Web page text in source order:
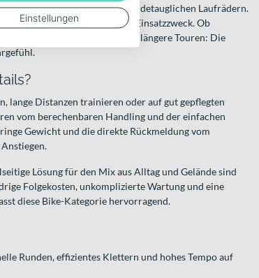
und soliden, geländetauglichen Laufrädern.
vielmehr Geometrie und Einsatzzweck. Ob
komfortabler ausgelegt für längere Touren: Die
lange Distanzen trainieren oder auf gut gepflegten
vom berechenbaren Handling und der einfachen
Gewicht und die direkte Rückmeldung vom
Lösung für den Mix aus Alltag und Gelände sind
Folgekosten, unkomplizierte Wartung und eine
diese Bike-Kategorie hervorragend.
Runden, effizientes Klettern und hohes Tempo auf
Einstellungen